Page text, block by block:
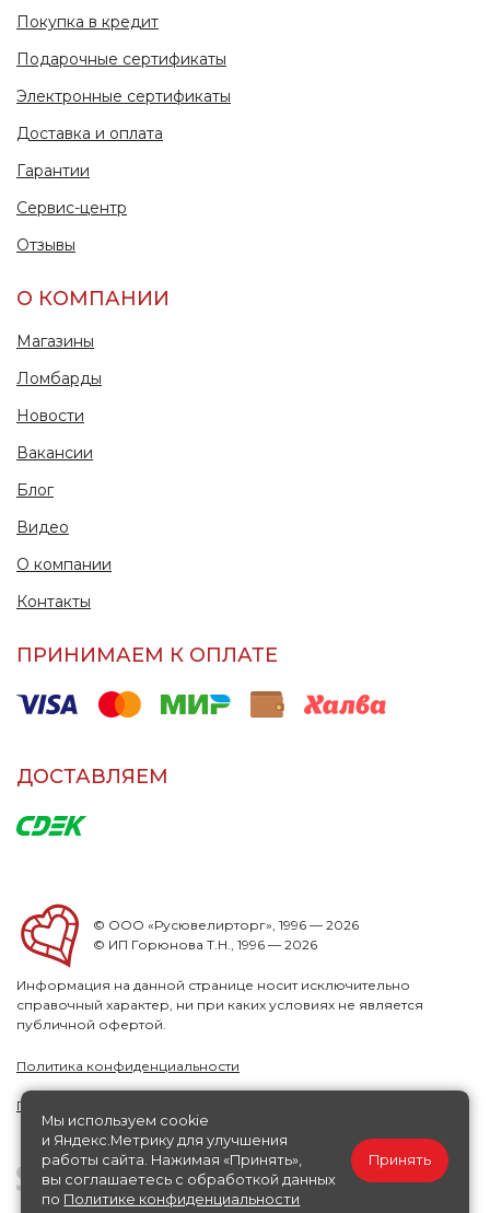
Покупка в кредит
Подарочные сертификаты
Электронные сертификаты
Доставка и оплата
Гарантии
Сервис-центр
Отзывы
О КОМПАНИИ
Магазины
Ломбарды
Новости
Вакансии
Блог
Видео
О компании
Контакты
ПРИНИМАЕМ К ОПЛАТЕ
ДОСТАВЛЯЕМ
© ООО «Русювелирторг», 1996 — 2026
© ИП Горюнова Т.Н., 1996 — 2026
Информация на данной странице носит исключительно
справочный характер, ни при каких условиях не является
публичной офертой.
Политика конфиденциальности
Публичная офера
Мы используем cookie
и Яндекс.Метрику для улучшения
работы сайта. Нажимая «Принять»,
вы соглашаетесь с обработкой данных
по Политике конфиденциальности
Принять